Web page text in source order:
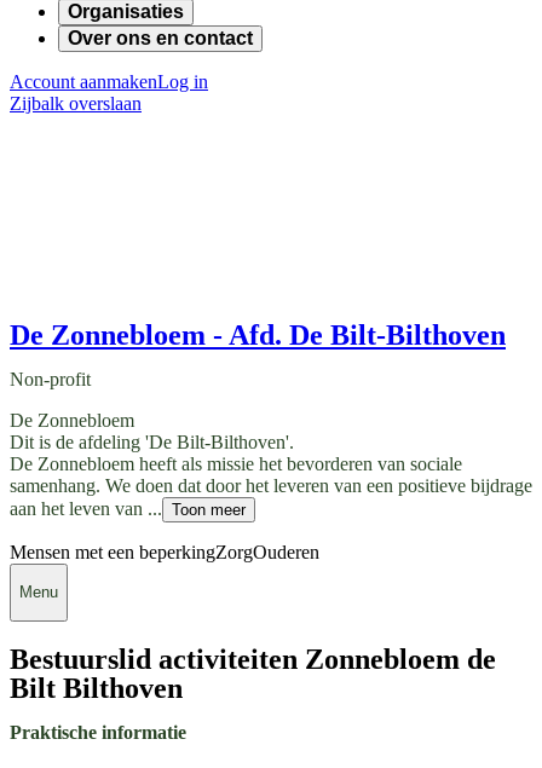
Organisaties
Over ons en contact
Account aanmakenLog in
Zijbalk overslaan
De Zonnebloem - Afd. De Bilt-Bilthoven
Non-profit
De Zonnebloem
Dit is de afdeling 'De Bilt-Bilthoven'.
De Zonnebloem heeft als missie het bevorderen van sociale
samenhang. We doen dat door het leveren van een positieve bijdrage
aan het leven van ... Toon meer
Mensen met een beperkingZorgOuderen
Menu
Bestuurslid activiteiten Zonnebloem de
Bilt Bilthoven
Praktische informatie